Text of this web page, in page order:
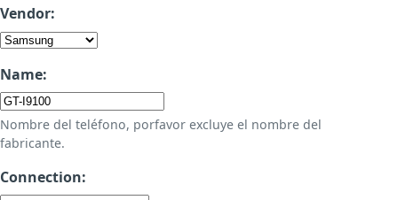
Vendor:
Name:
Nombre del teléfono, porfavor excluye el nombre del
fabricante.
Connection: